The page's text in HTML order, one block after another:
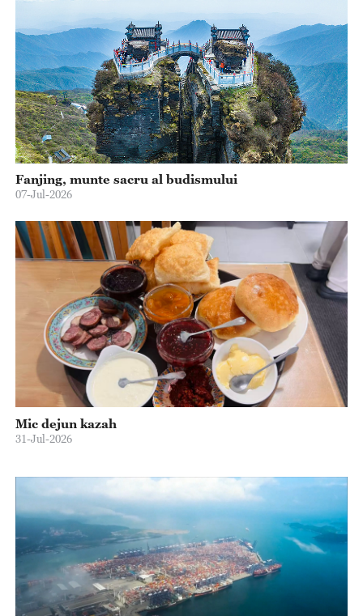
Fanjing, munte sacru al budismului
07-Jul-2026
Mic dejun kazah
31-Jul-2026